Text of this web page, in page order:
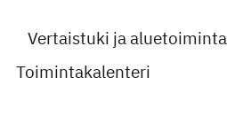
Vertaistuki ja aluetoiminta
Toimintakalenteri